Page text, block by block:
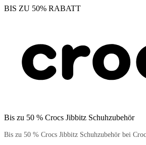
BIS ZU 50% RABATT
Bis zu 50 % Crocs Jibbitz Schuhzubehör
Bis zu 50 % Crocs Jibbitz Schuhzubehör bei